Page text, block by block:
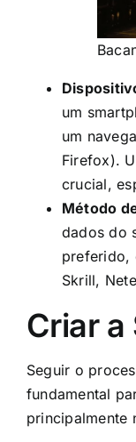
um
um
Firefox).
crucial,
Método
dados do
preferido,
Skrill,
Criar a
Seguir o
fundamental
principalmente